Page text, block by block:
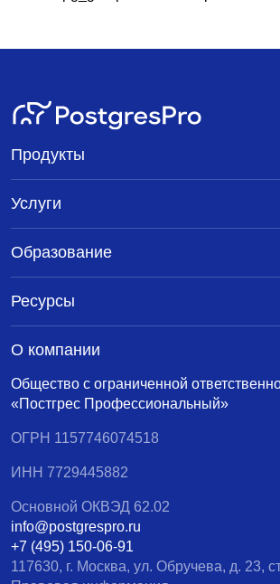
Общество с ограниченной
«Постгрес Профессиональный»
ОГРН 1157746074518
ИНН 7729445882
Основной ОКВЭД 62.02
info@postgrespro.ru
+7 (495) 150-06-91
117630, г. Москва, ул. Обручева, д. 23,
Продукты
Услуги
Образование
Ресурсы
О компании